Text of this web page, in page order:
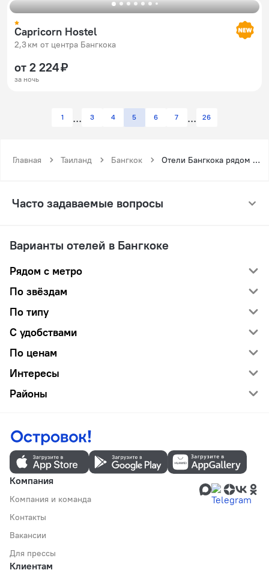
Capricorn Hostel
2,3 км от центра Бангкока
от 2 224 ₽
за ночь
1 3 4 5 6 7 26
Главная Таиланд Бангкок Отели Бангкока рядом с метро Кхлонг Сан
Часто задаваемые вопросы
Варианты отелей в Бангкоке
Рядом с метро
По звёздам
По типу
С удобствами
По ценам
Интересы
Районы
Компания
Компания и команда
Контакты
Вакансии
Для прессы
Клиентам